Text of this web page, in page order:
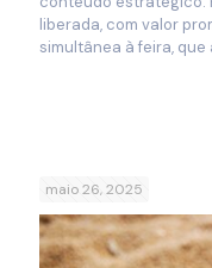
liberada, com valor
simultânea à feira, que
maio 26, 2025